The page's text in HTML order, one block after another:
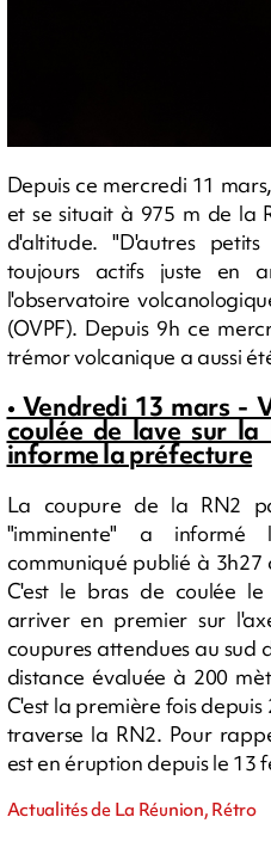
Depuis ce mercredi 11
et se situait à 975 m de la
d'altitude. "D'autres
toujours actifs juste en
l'observatoire
(OVPF). Depuis 9h ce
trémor volcanique a aussi
• Vendredi 13 mars -
coulée de lave sur la
informe la préfecture
La coupure de la RN2
"imminente" a
communiqué publié à
C'est le bras de coulée
arriver en premier sur
coupures attendues au sud
distance évaluée à 200
C'est la première fois
traverse la RN2. Pour
est en éruption depuis le 13
Actualités de La Réunion, Rétro